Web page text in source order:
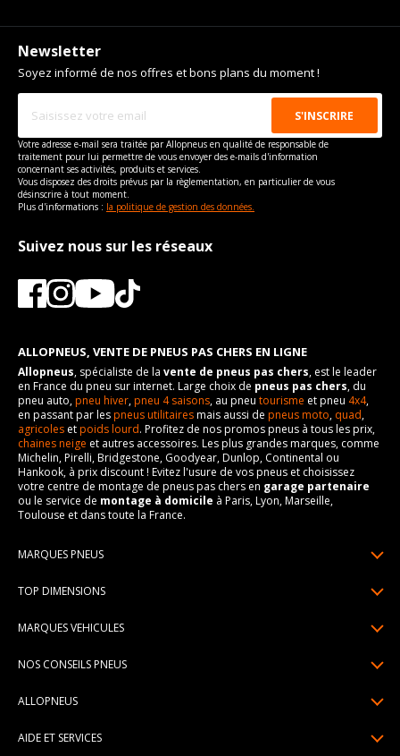
Newsletter
Soyez informé de nos offres et bons plans du moment !
Votre adresse e-mail sera traitée par Allopneus en qualité de responsable de
traitement pour lui permettre de vous envoyer des e-mails d'information
concernant ses activités, produits et services.
Vous disposez des droits prévus par la règlementation, en particulier de vous
désinscrire à tout moment.
Plus d'informations : la politique de gestion des données.
Suivez nous sur les réseaux
ALLOPNEUS, VENTE DE PNEUS PAS CHERS EN LIGNE
Allopneus, spécialiste de la vente de pneus pas chers, est le leader
en France du pneu sur internet. Large choix de pneus pas chers, du
pneu auto,pneu hiver,pneu 4 saisons, au pneu tourisme et pneu 4x4,
en passant par lespneus utilitairesmais aussi de pneus moto, quad,
agricoles etpoids lourd. Profitez de nos promos pneus à tous les prix,
chaines neige et autres accessoires. Les plus grandes marques, comme
Michelin, Pirelli, Bridgestone, Goodyear, Dunlop, Continental ou
Hankook, à prix discount ! Evitez l'usure de vos pneus et choisissez
votre centre de montage de pneus pas chers en garage partenaire
ou le service de montage à domicile à Paris, Lyon, Marseille,
Toulouse et dans toute la France.
MARQUES PNEUS
Pneus Continental
Pneus Hankook
Pneus Dunlop
TOP DIMENSIONS
195/65R15
205/60R16
MARQUES VEHICULES
Peugeot
NOS CONSEILS PNEUS
Pression pneu
ALLOPNEUS
AIDE ET SERVICES